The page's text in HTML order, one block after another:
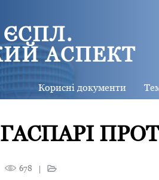
АСПЕКТ
Корисні документи
678 |